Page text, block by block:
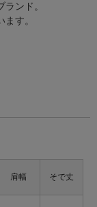
ンド。
す。
肩幅 そで丈